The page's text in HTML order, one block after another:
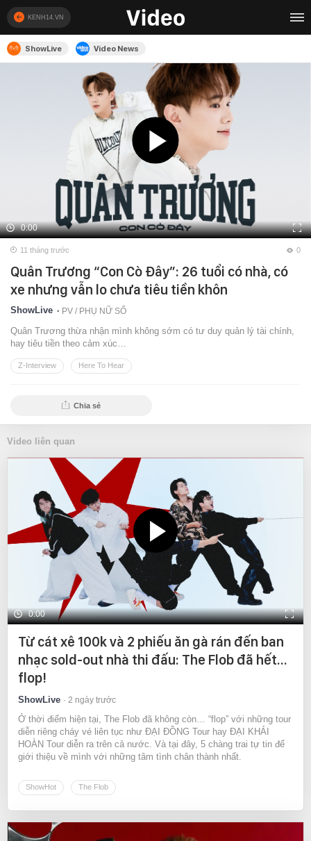
KENH14.VN
ShowLive Video News
0:00
11 tháng trước 0
Quân Trương “Con Cò Đây”: 26 tuổi có nhà, có
xe nhưng vẫn lo chưa tiêu tiền khôn
ShowLive PV / PHỤ NỮ SỐ
Quân Trương thừa nhận mình không sớm có tư duy quản lý tài chính,
hay tiêu tiền theo cảm xúc…
Z-Interview Here To Hear
Chia sẻ
Video liên quan
0:00
Từ cát xê 100k và 2 phiếu ăn gà rán đến ban
nhạc sold-out nhà thi đấu: The Flob đã hết…
flop!
ShowLive 2 ngày trước
Ở thời điểm hiện tại, The Flob đã không còn… “flop” với những tour
diễn riêng cháy vé liên tục như ĐẠI ĐỒNG Tour hay ĐẠI KHẢI
HOÀN Tour diễn ra trên cả nước. Và tại đây, 5 chàng trai tự tin để
giới thiệu về mình với những tâm tình chân thành nhất.
ShowHot The Flob